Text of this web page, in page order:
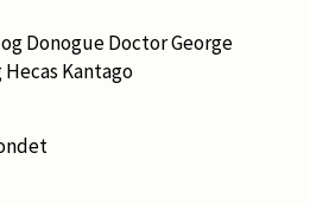
Donogue Doctor George
Kantago